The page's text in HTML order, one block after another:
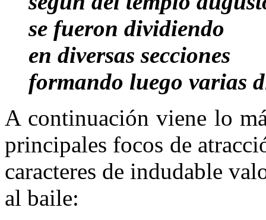
se fueron dividiendo
en diversas secciones
formando luego varias
A continuación viene lo
principales focos de
caracteres de indudable
al baile: